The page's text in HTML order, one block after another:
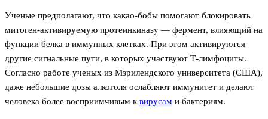
Ученые предполагают, что какао-бобы помогают блокировать
митоген-активируемую протеинкиназу — фермент, влияющий на
функции белка в иммунных клетках. При этом активируются
другие сигнальные пути, в которых участвуют Т-лимфоциты.
Согласно работе ученых из Мэрилендского университета (США),
даже небольшие дозы алкоголя ослабляют иммунитет и делают
человека более восприимчивым к вирусам и бактериям.